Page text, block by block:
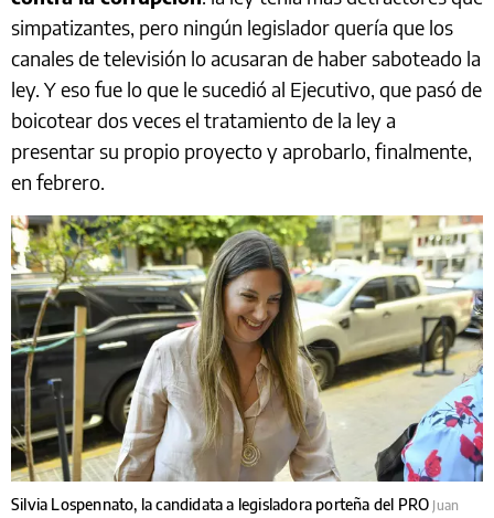
simpatizantes, pero ningún legislador quería que los
canales de televisión lo acusaran de haber saboteado la
ley. Y eso fue lo que le sucedió al Ejecutivo, que pasó de
boicotear dos veces el tratamiento de la ley a
presentar su propio proyecto y aprobarlo, finalmente,
en febrero.
Silvia Lospennato, la candidata a legisladora porteña del PRO Juan